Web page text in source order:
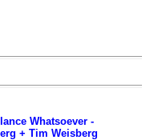
Whatsoever -
+ Tim Weisberg